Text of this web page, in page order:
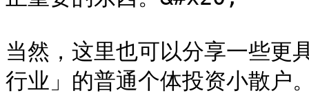
当然，这里也可以分享一些更
行业」的普通个体投资小散户